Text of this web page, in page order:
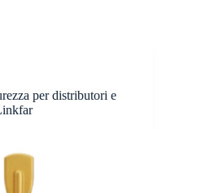
per distributori e